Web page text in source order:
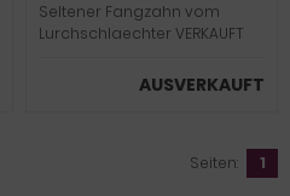
Seltener Fangzahn vom
Lurchschlaechter VERKAUFT
AUSVERKAUFT
Seiten: 1